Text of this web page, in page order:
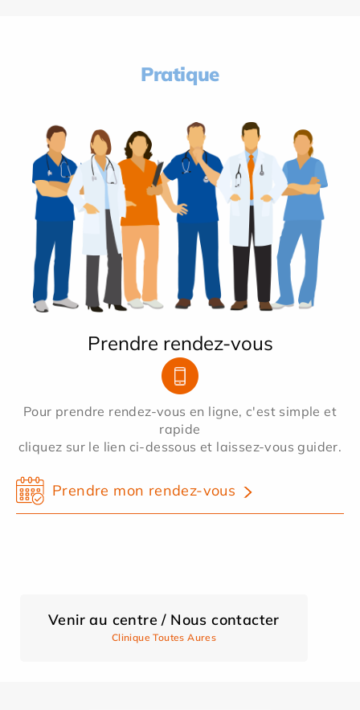
Pratique
Prendre rendez-vous
Pour prendre rendez-vous en ligne, c'est simple et
rapide
cliquez sur le lien ci-dessous et laissez-vous guider.
Prendre mon rendez-vous
Venir au centre / Nous contacter
Clinique Toutes Aures